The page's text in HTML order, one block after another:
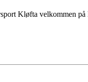
Kløfta velkommen på